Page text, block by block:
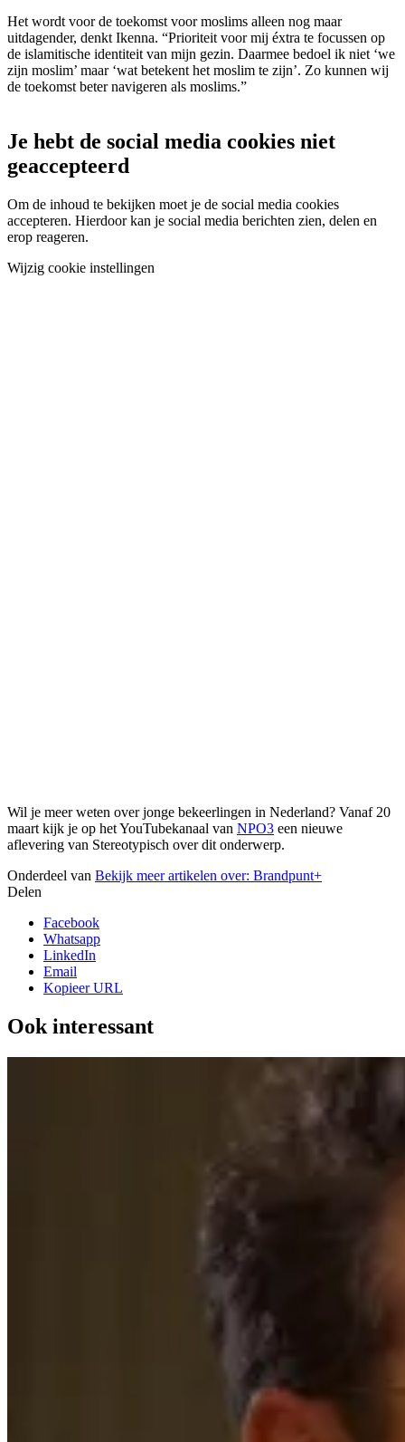
Het wordt voor de toekomst voor moslims alleen nog maar
uitdagender, denkt Ikenna. “Prioriteit voor mij éxtra te focussen op
de islamitische identiteit van mijn gezin. Daarmee bedoel ik niet ‘we
zijn moslim’ maar ‘wat betekent het moslim te zijn’. Zo kunnen wij
de toekomst beter navigeren als moslims.”
Je hebt de social media cookies niet
geaccepteerd
Om de inhoud te bekijken moet je de social media cookies
accepteren. Hierdoor kan je social media berichten zien, delen en
erop reageren.
Wijzig cookie instellingen
Wil je meer weten over jonge bekeerlingen in Nederland? Vanaf 20
maart kijk je op het YouTubekanaal van NPO3 een nieuwe
aflevering van Stereotypisch over dit onderwerp.
Onderdeel van Bekijk meer artikelen over: Brandpunt+
Delen
Facebook
Whatsapp
LinkedIn
Email
Kopieer URL
Ook interessant